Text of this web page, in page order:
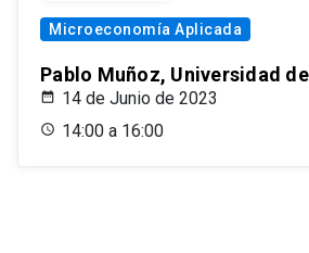
Microeconomía Aplicada
Pablo Muñoz, Universidad
14 de Junio de 2023
14:00 a 16:00